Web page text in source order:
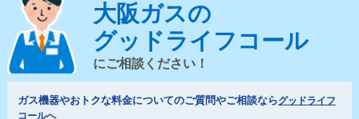
大阪ガスの
グッドライフコール
にご相談ください！
ガス機器やおトクな料金についてのご質問やご相談ならグッドライフ
コールへ